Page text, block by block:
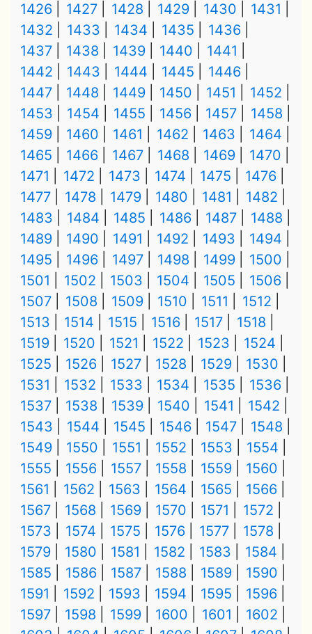
1426
1427 1428 1429 1430
1431
1432
1433 1434 1435
1436
1437
1438 1439 1440
1441
1442
1443 1444 1445
1446
1447
1448 1449 1450 1451
1452
1453
1454 1455 1456 1457
1458
1459
1460 1461 1462 1463
1464
1465
1466 1467 1468 1469
1470
1471
1472 1473 1474 1475
1476
1477
1478 1479 1480 1481
1482
1483
1484 1485 1486 1487
1488
1489
1490 1491 1492 1493
1494
1495
1496 1497 1498 1499
1500
1501
1502 1503 1504 1505
1506
1507
1508 1509 1510 1511
1512
1513
1514 1515 1516 1517
1518
1519
1520 1521 1522 1523
1524
1525
1526 1527 1528 1529
1530
1531
1532 1533 1534 1535
1536
1537
1538 1539 1540 1541
1542
1543
1544 1545 1546 1547
1548
1549
1550 1551 1552 1553
1554
1555
1556 1557 1558 1559
1560
1561
1562 1563 1564 1565
1566
1567
1568 1569 1570 1571
1572
1573
1574 1575 1576 1577
1578
1579
1580 1581 1582 1583
1584
1585
1586 1587 1588 1589
1590
1591
1592 1593 1594 1595
1596
1597
1598 1599 1600 1601
1602